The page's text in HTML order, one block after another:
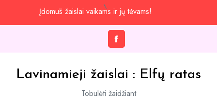
Įdomūs žaislai vaikams ir jų tėvams!
Lavinamieji žaislai : Elfų ratas
Tobulėti žaidžiant